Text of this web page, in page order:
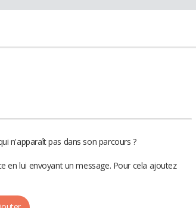
n'apparaît pas dans son parcours ?
en lui envoyant un message. Pour cela ajoutez